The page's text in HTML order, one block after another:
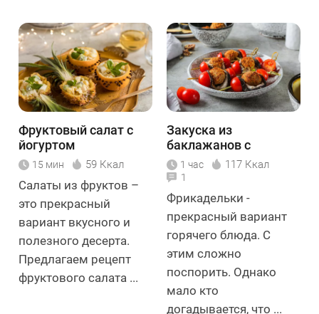
Фруктовый салат с
йогуртом
15 мин 59 Ккал
Салаты из фруктов –
это прекрасный
вариант вкусного и
полезного десерта.
Предлагаем рецепт
фруктового салата ...
Закуска из
баклажанов с
фрикадельками
1 час 117 Ккал
1
Фрикадельки -
прекрасный вариант
горячего блюда. С
этим сложно
поспорить. Однако
мало кто
догадывается, что ...